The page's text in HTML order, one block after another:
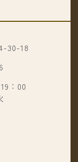
30-18
：00